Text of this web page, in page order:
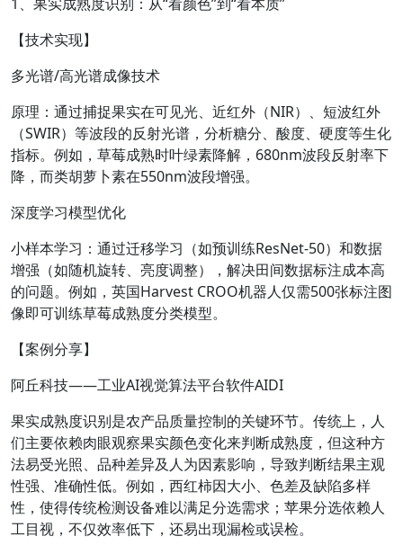
1、果实成熟度识别：从“看颜色”到“看本质”
【技术实现】
多光谱/高光谱成像技术
原理：通过捕捉果实在可见光、近红外（NIR）、短波红外
（SWIR）等波段的反射光谱，分析糖分、酸度、硬度等生化
指标。例如，草莓成熟时叶绿素降解，680nm波段反射率下
降，而类胡萝卜素在550nm波段增强。
深度学习模型优化
小样本学习：通过迁移学习（如预训练ResNet-50）和数据
增强（如随机旋转、亮度调整），解决田间数据标注成本高
的问题。例如，英国Harvest CROO机器人仅需500张标注图
像即可训练草莓成熟度分类模型。
【案例分享】
阿丘科技——工业AI视觉算法平台软件AIDI
果实成熟度识别是农产品质量控制的关键环节。传统上，人
们主要依赖肉眼观察果实颜色变化来判断成熟度，但这种方
法易受光照、品种差异及人为因素影响，导致判断结果主观
性强、准确性低。例如，西红柿因大小、色差及缺陷多样
性，使得传统检测设备难以满足分选需求；苹果分选依赖人
工目视，不仅效率低下，还易出现漏检或误检。